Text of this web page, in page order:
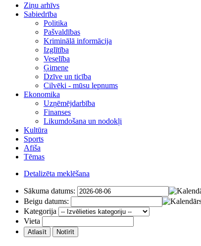
Ziņu arhīvs
Sabiedrība
Politika
Pašvaldības
Kriminālā informācija
Izglītība
Veselība
Ģimene
Dzīve un ticība
Cilvēki - mūsu lepnums
Ekonomika
Uzņēmējdarbība
Finanses
Likumdošana un nodokļi
Kultūra
Sports
Afiša
Tēmas
Detalizēta meklēšana
Sākuma datums:
Beigu datums:
Kategorija
Vieta